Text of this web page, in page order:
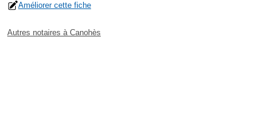
Améliorer cette fiche
Autres notaires à Canohès